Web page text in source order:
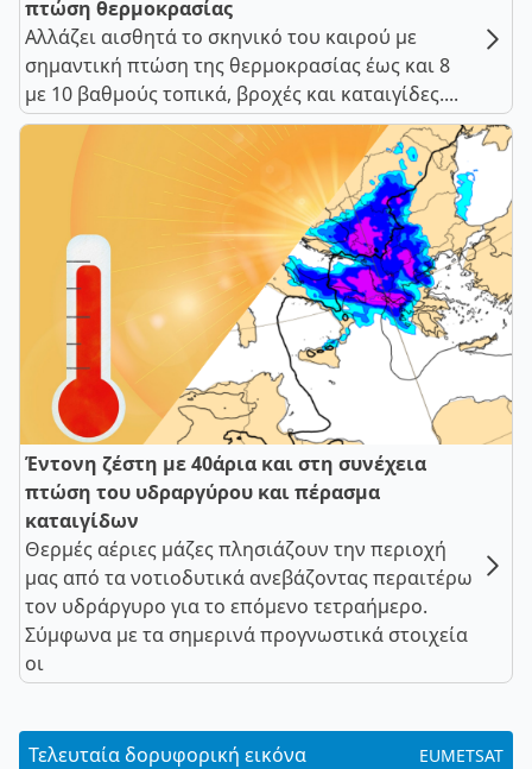
πτώση θερμοκρασίας
Αλλάζει αισθητά το σκηνικό του καιρού με
σημαντική πτώση της θερμοκρασίας έως και 8
με 10 βαθμούς τοπικά, βροχές και καταιγίδες....
Έντονη ζέστη με 40άρια και στη συνέχεια
πτώση του υδραργύρου και πέρασμα
καταιγίδων
Θερμές αέριες μάζες πλησιάζουν την περιοχή
μας από τα νοτιοδυτικά ανεβάζοντας περαιτέρω
τον υδράργυρο για το επόμενο τετραήμερο.
Σύμφωνα με τα σημερινά προγνωστικά στοιχεία
οι
Τελευταία δορυφορική εικόνα EUMETSAT